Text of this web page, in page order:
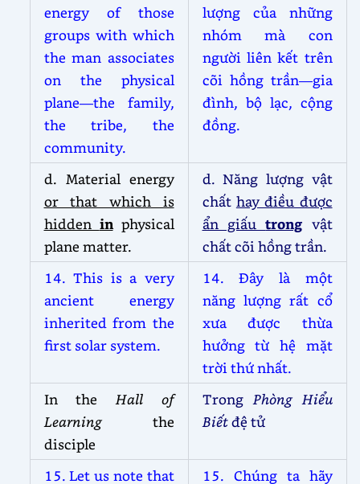
energy of those
groups with which
the man associates
on the physical
plane—the family,
the tribe, the
community.
lượng của những
nhóm mà con
người liên kết trên
cõi hồng trần—gia
đình, bộ lạc, cộng
đồng.
d. Material energy
or that which is
hidden inphysical
plane matter.
d. Năng lượng vật
chất hay điều được
ẩn giấutrong vật
chất cõi hồng trần.
14. This is a very
ancient energy
inherited from the
first solar system.
14. Đây là một
năng lượng rất cổ
xưa được thừa
hưởng từ hệ mặt
trời thứ nhất.
In the Hall of
Learningthe
disciple
Trong Phòng Hiểu
Biếtđệ tử
15. Let us note that 15. Chúng ta hãy